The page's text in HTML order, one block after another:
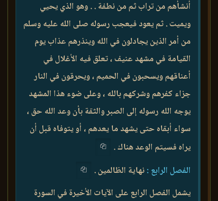
أنشأهم من تراب ثم من نطفة . . وهو الذي يحيي
ويميت . ثم يعود فيعجب رسوله صلى الله عليه وسلم
من أمر الذين يجادلون في الله وينذرهم عذاب يوم
القيامة في مشهد عنيف ، تعلق فيه الأغلال في
أعناقهم ويسحبون في الحميم ، ويحرقون في النار
جزاء كفرهم وشركهم بالله ، وعلى ضوء هذا المشهد
يوجه الله رسوله إلى الصبر والثقة بأن وعد الله حق ،
سواء أبقاه حتى يشهد ما يعدهم ، أو يتوفاه قبل أن
يراه فسيتم الوعد هناك .
الفصل الرابع :نهاية الظالمين .
يشمل الفصل الرابع على الآيات الأخيرة في السورة